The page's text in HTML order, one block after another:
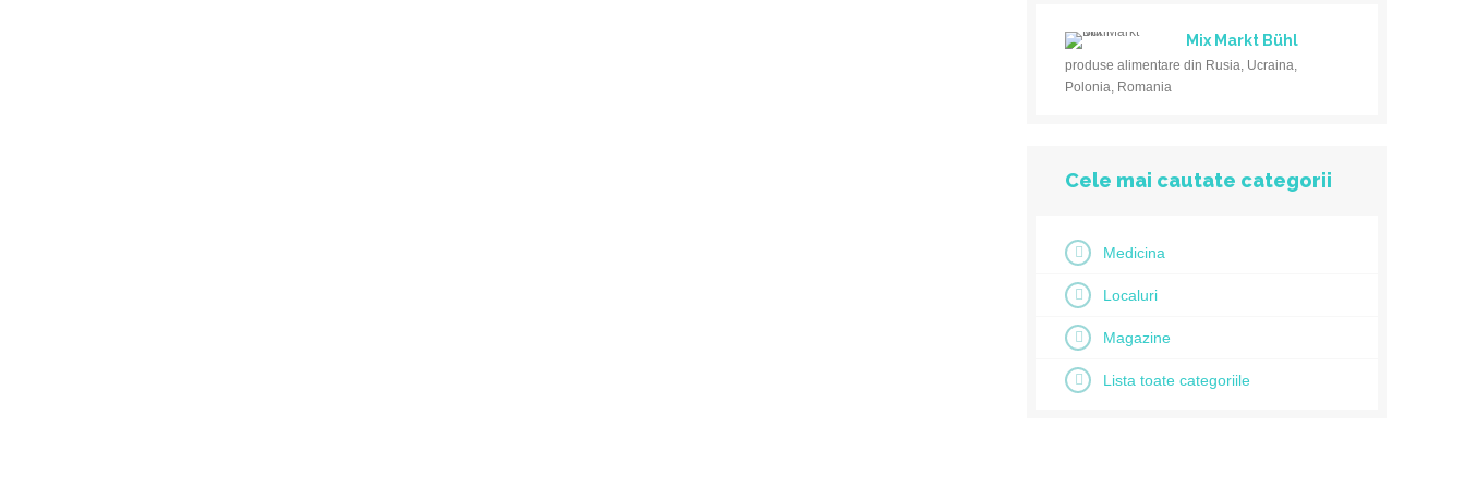
Mix Markt Bühl
produse alimentare din Rusia, Ucraina,
Polonia, Romania
Cele mai cautate categorii
Medicina
Localuri
Magazine
Lista toate categoriile